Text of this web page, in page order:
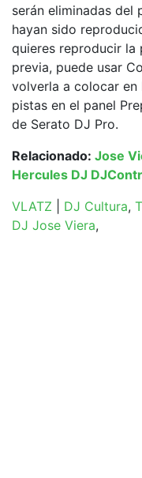
serán eliminadas del
hayan sido
quieres reproducir la
previa, puede usar
volverla a colocar en
pistas en el panel
de Serato DJ Pro.
Relacionado: Jose
Hercules DJ
VLATZ
DJ Cultura,
DJ Jose Viera,